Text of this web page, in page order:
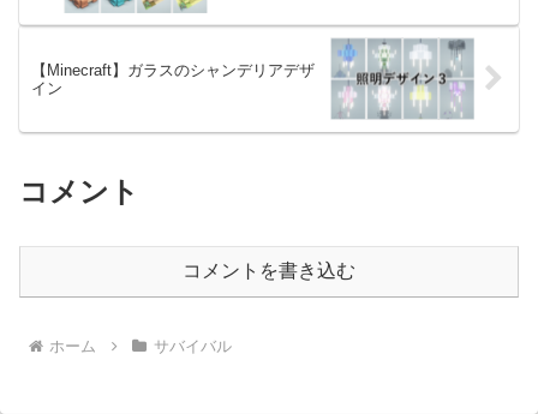
【Minecraft】ガラスのシャンデリアデザ
イン
コメント
コメントを書き込む
ホーム サバイバル